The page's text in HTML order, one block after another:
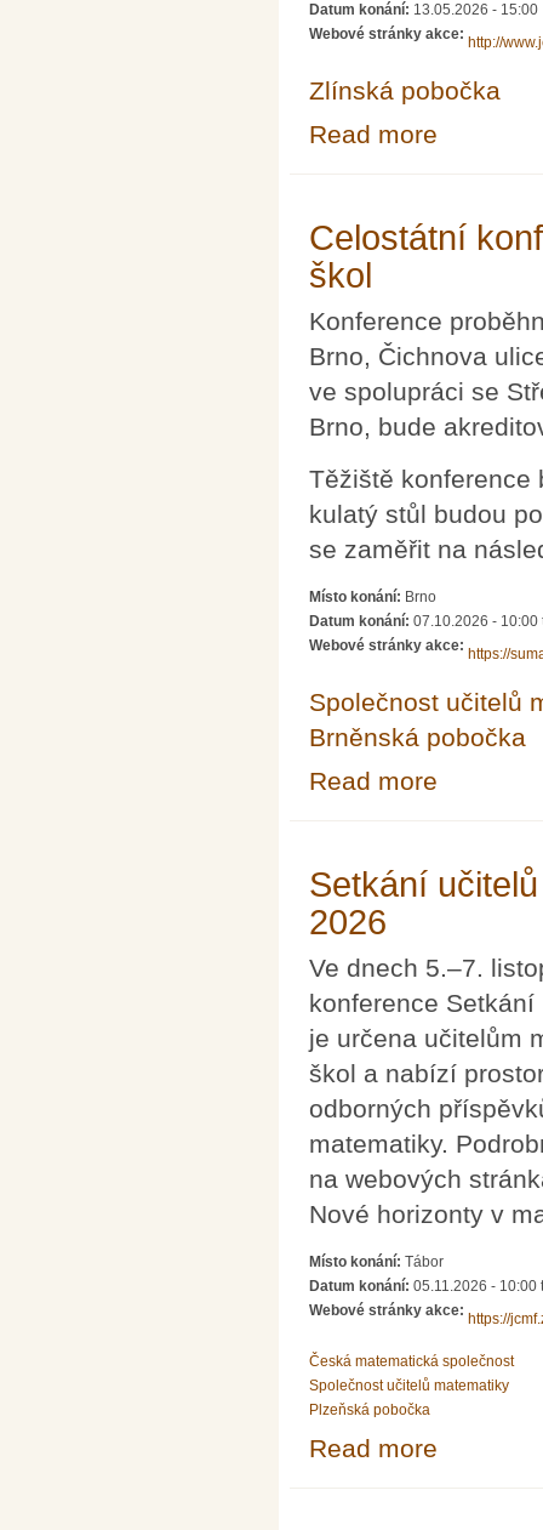
Datum konání: 13.05.2026 - 15:00
Webové stránky akce:
http://
Zlínská pobočka
Read more
Celostátní
škol
Konference
Brno, Čichnova
ve spolupráci se
Brno, bude
Těžiště konference
kulatý stůl budou
se zaměřit na
Místo konání: Brno
Datum konání: 07.10.2026 - 10:00
Webové stránky akce:
https://
Společnost učitelů
Brněnská pobočka
Read more
Setkání
2026
Ve dnech 5.–7.
konference
je určena učitelům
škol a nabízí
odborných
matematiky.
na webových
Nové horizonty v
Místo konání: Tábor
Datum konání: 05.11.2026 - 10:00
Webové stránky akce:
https://
Česká matematická společnost
Společnost učitelů matematiky
Plzeňská pobočka
Read more